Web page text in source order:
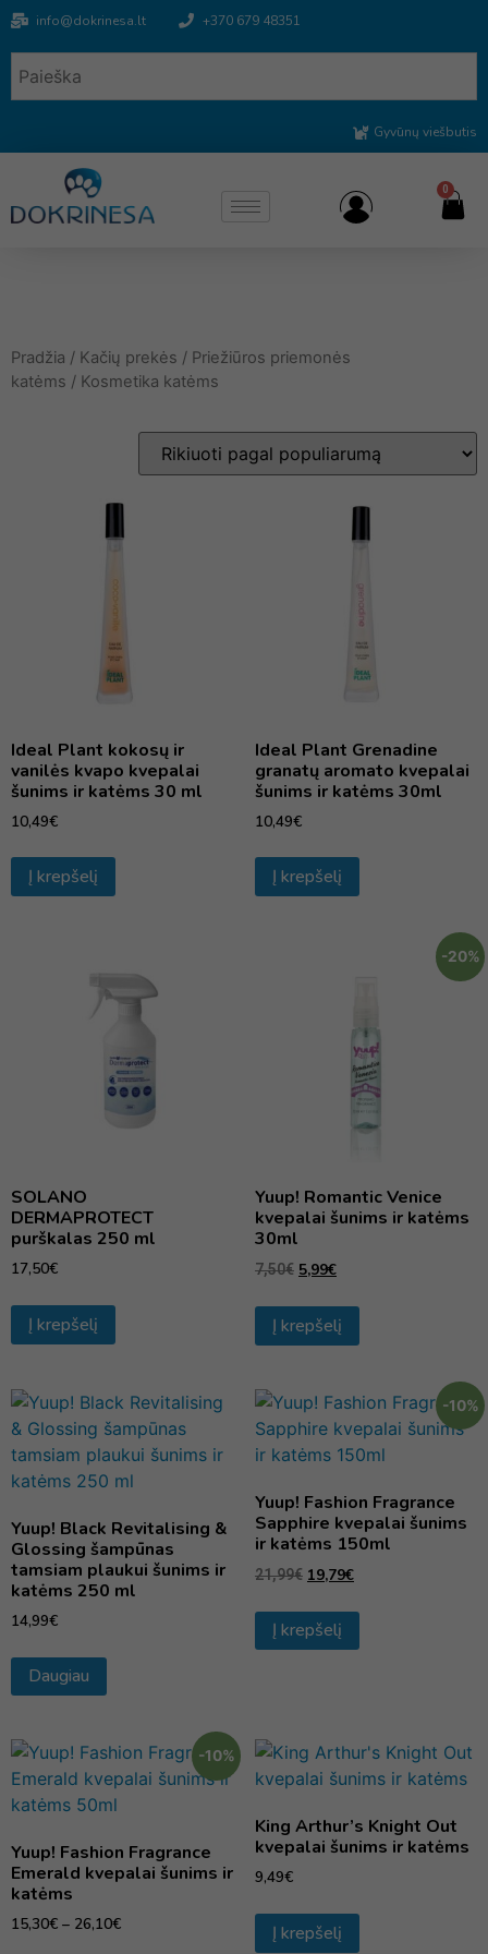
info@dokrinesa.lt +370 679 48351
Gyvūnų viešbutis
0
Pradžia / Kačių prekės / Priežiūros priemonės
katėms / Kosmetika katėms
Ideal Plant kokosų ir
vanilės kvapo kvepalai
šunims ir katėms 30 ml
10,49€
Į krepšelį
Ideal Plant Grenadine
granatų aromato kvepalai
šunims ir katėms 30ml
10,49€
Į krepšelį
SOLANO
DERMAPROTECT
purškalas 250 ml
17,50€
Į krepšelį
-20%
Yuup! Romantic Venice
kvepalai šunims ir katėms
30ml
7,50€ 5,99€
Į krepšelį
Yuup! Black Revitalising &
Glossing šampūnas
tamsiam plaukui šunims ir
katėms 250 ml
14,99€
Daugiau
-10%
Yuup! Fashion Fragrance
Sapphire kvepalai šunims
ir katėms 150ml
21,99€ 19,79€
Į krepšelį
-10%
Yuup! Fashion Fragrance
Emerald kvepalai šunims ir
katėms
15,30€ – 26,10€
King Arthur’s Knight Out
kvepalai šunims ir katėms
9,49€
Į krepšelį